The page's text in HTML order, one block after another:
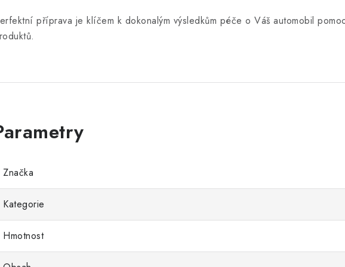
příprava je klíčem k dokonalým výsledkům péče o Váš automobil
Značka
Kategorie
Hmotnost